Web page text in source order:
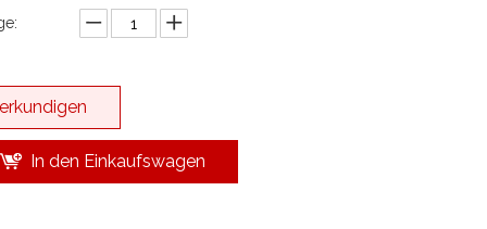
erkundigen
In den Einkaufswagen